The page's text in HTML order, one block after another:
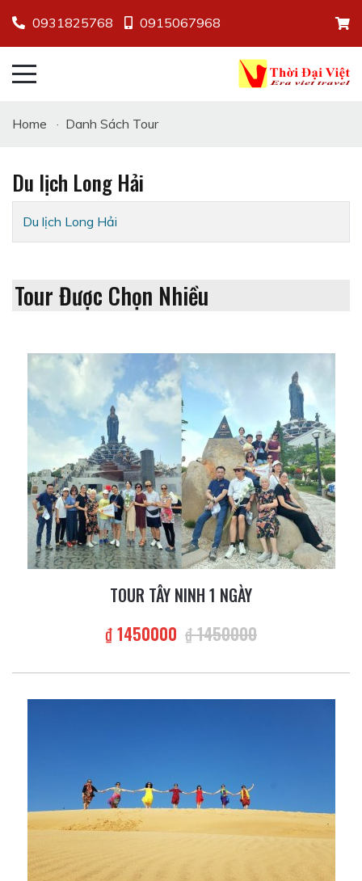
0931825768 0915067968
Home · Danh Sách Tour
Du lịch Long Hải
Du lịch Long Hải
Tour Được Chọn Nhiều
TOUR TÂY NINH 1 NGÀY
₫ 1450000 ₫ 1450000